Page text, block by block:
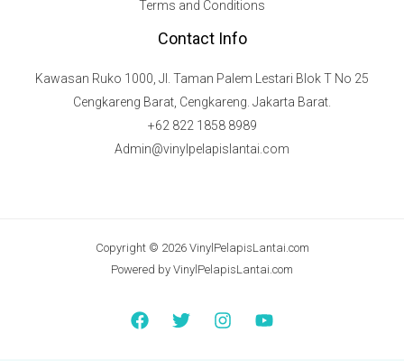
Terms and Conditions
Contact Info
Kawasan Ruko 1000, Jl. Taman Palem Lestari Blok T No 25
Cengkareng Barat, Cengkareng. Jakarta Barat.
+62 822 1858 8989
Admin@vinylpelapislantai.com
Copyright © 2026 VinylPelapisLantai.com
Powered by VinylPelapisLantai.com